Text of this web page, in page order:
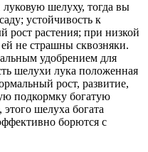
луковую шелуху, тогда вы
устойчивость к
рост растения; при низкой
ей не страшны сквозняки.
удобрением для
шелухи лука положенная
рост, развитие,
подкормку богатую
шелуха богата
борются с